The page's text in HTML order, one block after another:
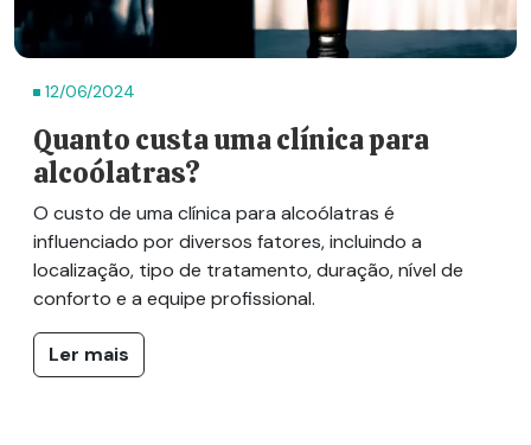
12/06/2024
Quanto custa uma clínica para
alcoólatras?
O custo de uma clínica para alcoólatras é
influenciado por diversos fatores, incluindo a
localização, tipo de tratamento, duração, nível de
conforto e a equipe profissional.
Ler mais